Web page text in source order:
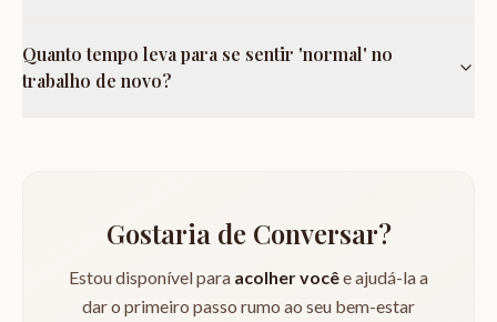
Quanto tempo leva para se sentir 'normal' no
trabalho de novo?
Gostaria de Conversar?
Estou disponível para acolher vocêe ajudá-la a
dar o primeiro passo rumo ao seu bem-estar